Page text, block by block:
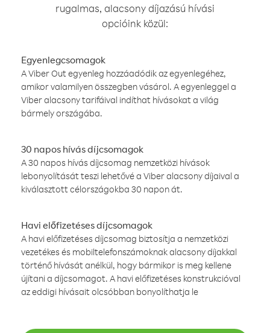
rugalmas, alacsony díjazású hívási
opcióink közül:
Egyenlegcsomagok
A Viber Out egyenleg hozzáadódik az egyenlegéhez,
amikor valamilyen összegben vásárol. A egyenleggel a
Viber alacsony tarifáival indíthat hívásokat a világ
bármely országába.
30 napos hívás díjcsomagok
A 30 napos hívás díjcsomag nemzetközi hívások
lebonyolítását teszi lehetővé a Viber alacsony díjaival a
kiválasztott célországokba 30 napon át.
Havi előfizetéses díjcsomagok
A havi előfizetéses díjcsomag biztosítja a nemzetközi
vezetékes és mobiltelefonszámoknak alacsony díjakkal
történő hívását anélkül, hogy bármikor is meg kellene
újítani a díjcsomagot. A havi előfizetéses konstrukcióval
az eddigi hívásait olcsóbban bonyolíthatja le